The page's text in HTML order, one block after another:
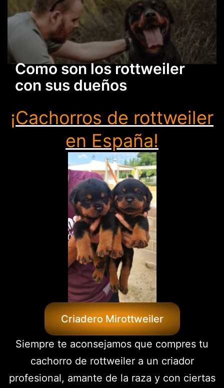
Como son los rottweiler
con sus dueños
¡Cachorros de rottweiler
en España!
Criadero Mirottweiler
Siempre te aconsejamos que compres tu
cachorro de rottweiler a un criador
profesional, amante de la raza y con ciertas